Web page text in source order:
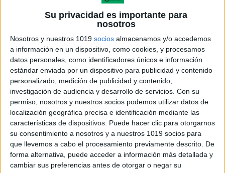
Su privacidad es importante para
nosotros
Nosotros y nuestros 1019 socios almacenamos y/o accedemos
a información en un dispositivo, como cookies, y procesamos
datos personales, como identificadores únicos e información
estándar enviada por un dispositivo para publicidad y contenido
personalizado, medición de publicidad y contenido,
investigación de audiencia y desarrollo de servicios. Con su
permiso, nosotros y nuestros socios podemos utilizar datos de
localización geográfica precisa e identificación mediante las
características de dispositivos. Puede hacer clic para otorgarnos
su consentimiento a nosotros y a nuestros 1019 socios para
que llevemos a cabo el procesamiento previamente descrito. De
forma alternativa, puede acceder a información más detallada y
cambiar sus preferencias antes de otorgar o negar su
Colaboradores para el blog
Publicado el 3 septiembre, 2009
Quieres se colaborador/a de OrientaciónAndujar. Si
quieres colaborar con nosotros preparando tus propios
materiales, estariamos encantados de colgarlos en
nuestro blog. Ya tenemos colaboradores que traducen
algunas de nuestras fichas […]